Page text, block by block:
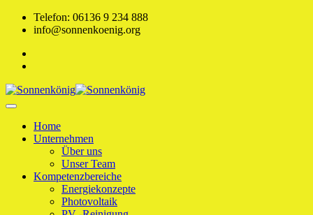
Skip
Telefon: 06136 9 234 888
info@sonnenkoenig.org
Home
Unternehmen
Über uns
Unser Team
Kompetenzbereiche
Energiekonzepte
Photovoltaik